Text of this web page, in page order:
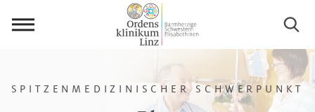
SPITZENMEDIZINISCHER SCHWERPUNKT